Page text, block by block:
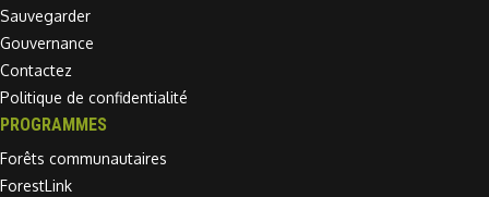
Sauvegarder
Gouvernance
Contactez
Politique de confidentialité
PROGRAMMES
Forêts communautaires
ForestLink